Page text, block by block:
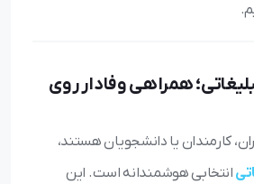
همراهی وفادار روی
کارمندان یا دانشجویان هستند،
انتخابی هوشمندانه است. این